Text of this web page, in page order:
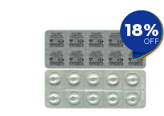
18%
OFF